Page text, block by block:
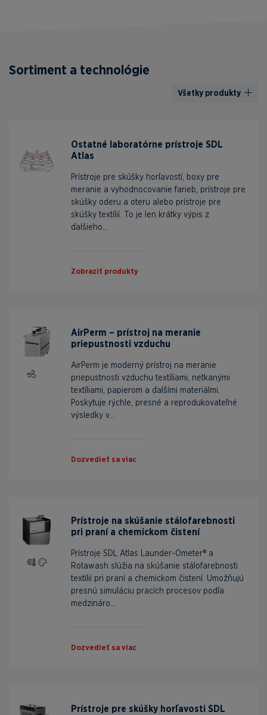
Sortiment a technológie
Všetky produkty
Ostatné laboratórne prístroje SDL
Atlas
Prístroje pre skúšky horľavostí, boxy pre
meranie a vyhodnocovanie farieb, prístroje pre
skúšky oderu a oteru alebo prístroje pre
skúšky textílií. To je len krátky výpis z
ďalšieho...
Zobraziť produkty
AirPerm – prístroj na meranie
priepustnosti vzduchu
AirPerm je moderný prístroj na meranie
priepustnosti vzduchu textíliami, netkanými
textíliami, papierom a ďalšími materiálmi.
Poskytuje rýchle, presné a reprodukovateľné
výsledky v...
Dozvedieť sa viac
Prístroje na skúšanie stálofarebnosti
pri praní a chemickom čistení
Prístroje SDL Atlas Launder-Ometer® a
Rotawash slúžia na skúšanie stálofarebnosti
textílií pri praní a chemickom čistení. Umožňujú
presnú simuláciu pracích procesov podľa
medzináro...
Dozvedieť sa viac
Prístroje pre skúšky horľavosti SDL